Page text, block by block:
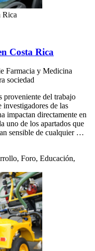
Rica
Costa Rica
Farmacia y Medicina
sociedad
proveniente del trabajo
investigadores de las
impactan directamente en
uno de los apartados que
sensible de cualquier …
Foro, Educación,